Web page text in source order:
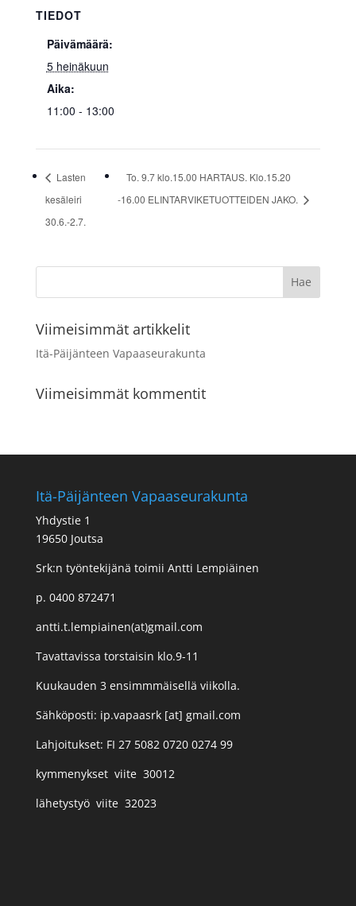
TIEDOT
Päivämäärä:
5 heinäkuun
Aika:
11:00 - 13:00
Lasten
kesäleiri
30.6.-2.7.
To. 9.7 klo.15.00 HARTAUS. Klo.15.20
-16.00 ELINTARVIKETUOTTEIDEN JAKO.
Viimeisimmät artikkelit
Itä-Päijänteen Vapaaseurakunta
Viimeisimmät kommentit
Itä-Päijänteen Vapaaseurakunta
Yhdystie 1
19650 Joutsa
Srk:n työntekijänä toimii Antti Lempiäinen
p. 0400 872471
antti.t.lempiainen(at)gmail.com
Tavattavissa torstaisin klo.9-11
Kuukauden 3 ensimmmäisellä viikolla.
Sähköposti: ip.vapaasrk [at] gmail.com
Lahjoitukset: FI 27 5082 0720 0274 99
kymmenykset viite 30012
lähetystyö viite 32023